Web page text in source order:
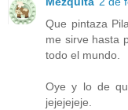
Que pintaza
me sirve hasta
todo el mundo.
Oye y lo de
jejejejeje.